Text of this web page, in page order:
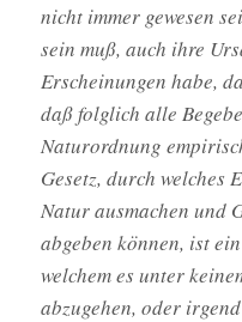
nicht immer gewesen
sein muß, auch ihre
Erscheinungen habe,
daß folglich alle
Naturordnung
Gesetz, durch welches
Natur ausmachen und
abgeben können, ist
welchem es unter
abzugehen, oder